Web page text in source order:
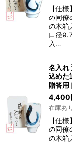
【仕
の同僚
の木箱
口径
入…
名入れ
込めた
贈答用
4,400
在庫あり
【仕
の同僚
の木箱